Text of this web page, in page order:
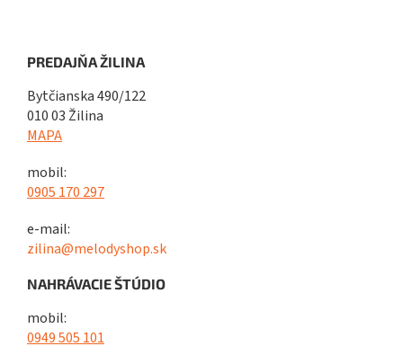
PREDAJŇA ŽILINA
Bytčianska 490/122
010 03 Žilina
MAPA
mobil:
0905 170 297
e-mail:
zilina@melodyshop.sk
NAHRÁVACIE ŠTÚDIO
mobil:
0949 505 101